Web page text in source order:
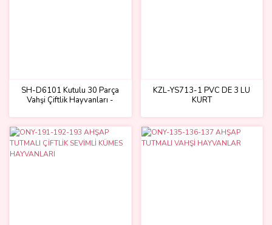
SH-D6101 Kutulu 30 Parça
Vahşi Çiftlik Hayvanları -
KZL-YS713-1 PVC DE 3 LÜ
KURT